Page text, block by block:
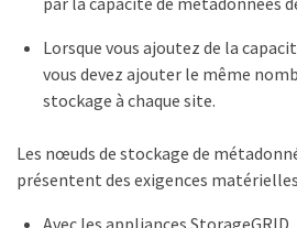
Lorsque vous ajoutez de la
vous devez ajouter le même
stockage à chaque site.
Les nœuds de stockage de
présentent des exigences
Avec les appliances